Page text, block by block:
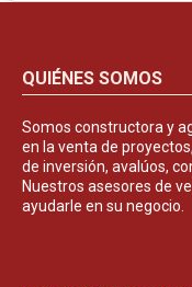
QUIÉNES SOMOS
Somos constructora y
en la venta de
de inversión, avalúos,
Nuestros asesores de
ayudarle en su negocio.